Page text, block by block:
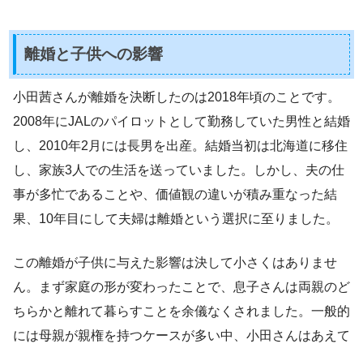
離婚と子供への影響
小田茜さんが離婚を決断したのは2018年頃のことです。
2008年にJALのパイロットとして勤務していた男性と結婚
し、2010年2月には長男を出産。結婚当初は北海道に移住
し、家族3人での生活を送っていました。しかし、夫の仕
事が多忙であることや、価値観の違いが積み重なった結
果、10年目にして夫婦は離婚という選択に至りました。
この離婚が子供に与えた影響は決して小さくはありませ
ん。まず家庭の形が変わったことで、息子さんは両親のど
ちらかと離れて暮らすことを余儀なくされました。一般的
には母親が親権を持つケースが多い中、小田さんはあえて